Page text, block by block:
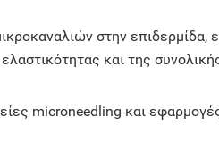
στην
και της
microneedling και